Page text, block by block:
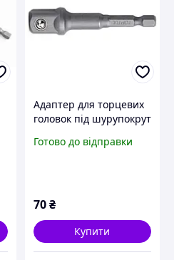
Адаптер для торцевих
головок під шурупокрут
гр.-квадрат) FPKA0816
Готово до відправки
70₴
Купити